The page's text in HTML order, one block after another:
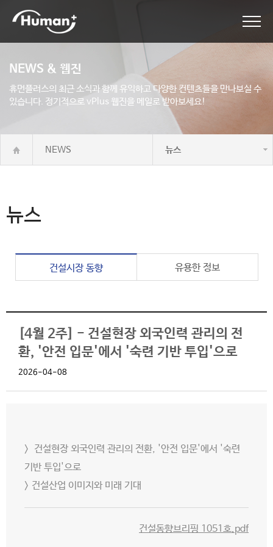
NEWS & 웹진
휴먼플러스의 최근 소식과 함께 유익하고 다양한 컨텐츠들을 만나보실 수
있습니다. 정기적으로 vPlus 웹진을 메일로 받아보세요!
NEWS 뉴스
뉴스
건설시장 동향 유용한 정보
[4월 2주] - 건설현장 외국인력 관리의 전
환, '안전 입문'에서 '숙련 기반 투입'으로
2026-04-08
> 건설현장 외국인력 관리의 전환, '안전 입문'에서 '숙련
기반 투입'으로
> 건설산업 이미지와 미래 기대
건설동향브리핑 1051호.pdf